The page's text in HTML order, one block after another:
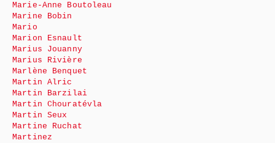
Marie-Anne Boutoleau
Marine Bobin
Mario
Marion Esnault
Marius Jouanny
Marius Rivière
Marlène Benquet
Martin Alric
Martin Barzilai
Martin Chouratévla
Martin Seux
Martine Ruchat
Martinez